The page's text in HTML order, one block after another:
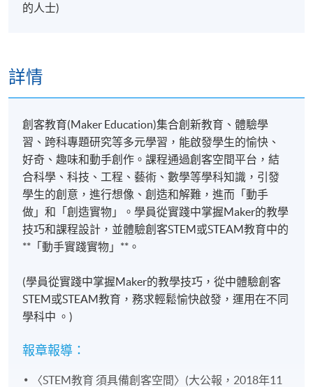
的人士)
詳情
創客教育(Maker Education)集合創新教育、體驗學
習、跨科專題研究等多元學習，能啟發學生的愉快、
好奇、趣味和動手創作。課程通過創客空間平台，結
合科學、科技、工程、藝術、數學等學科知識，引發
學生的創意，進行想像、創造和解難，進而「動手
做」和「創造實物」。學員從實踐中掌握Maker的教學
技巧和課程設計，並體驗創客STEM或STEAM教育中的
**「動手實踐實物」**。
(學員從實踐中掌握Maker的教學技巧，從中體驗創客
STEM或STEAM教育，務求輕鬆愉快啟發，運用在不同
學科中 。)
報章報導：
〈STEM教育 須具備創客空間〉(大公報，2018年11